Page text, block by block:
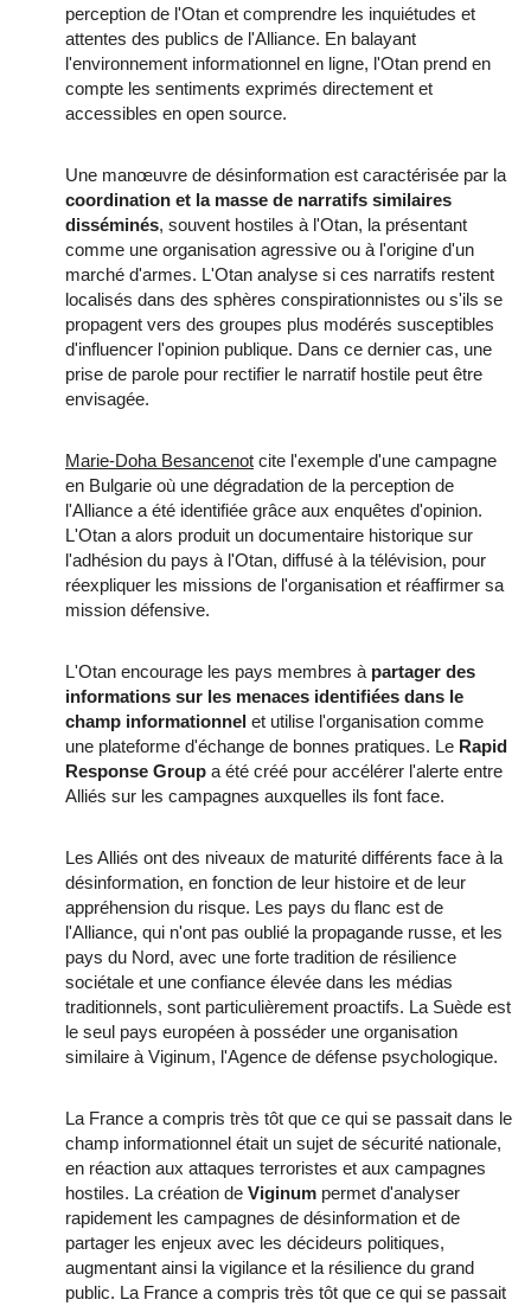
perception de l'Otan et comprendre les inquiétudes et
attentes des publics de l'Alliance. En balayant
l'environnement informationnel en ligne, l'Otan prend en
compte les sentiments exprimés directement et
accessibles en open source.
Une manœuvre de désinformation est caractérisée par la
coordination et la masse de narratifs similaires
disséminés, souvent hostiles à l'Otan, la présentant
comme une organisation agressive ou à l'origine d'un
marché d'armes. L'Otan analyse si ces narratifs restent
localisés dans des sphères conspirationnistes ou s'ils se
propagent vers des groupes plus modérés susceptibles
d'influencer l'opinion publique. Dans ce dernier cas, une
prise de parole pour rectifier le narratif hostile peut être
envisagée.
Marie-Doha Besancenot cite l'exemple d'une campagne
en Bulgarie où une dégradation de la perception de
l'Alliance a été identifiée grâce aux enquêtes d'opinion.
L'Otan a alors produit un documentaire historique sur
l'adhésion du pays à l'Otan, diffusé à la télévision, pour
réexpliquer les missions de l'organisation et réaffirmer sa
mission défensive.
L'Otan encourage les pays membres à partager des
informations sur les menaces identifiées dans le
champ informationnel et utilise l'organisation comme
une plateforme d'échange de bonnes pratiques. Le Rapid
Response Group a été créé pour accélérer l'alerte entre
Alliés sur les campagnes auxquelles ils font face.
Les Alliés ont des niveaux de maturité différents face à la
désinformation, en fonction de leur histoire et de leur
appréhension du risque. Les pays du flanc est de
l'Alliance, qui n'ont pas oublié la propagande russe, et les
pays du Nord, avec une forte tradition de résilience
sociétale et une confiance élevée dans les médias
traditionnels, sont particulièrement proactifs. La Suède est
le seul pays européen à posséder une organisation
similaire à Viginum, l'Agence de défense psychologique.
La France a compris très tôt que ce qui se passait dans le
champ informationnel était un sujet de sécurité nationale,
en réaction aux attaques terroristes et aux campagnes
hostiles. La création de Viginum permet d'analyser
rapidement les campagnes de désinformation et de
partager les enjeux avec les décideurs politiques,
augmentant ainsi la vigilance et la résilience du grand
public. La France a compris très tôt que ce qui se passait